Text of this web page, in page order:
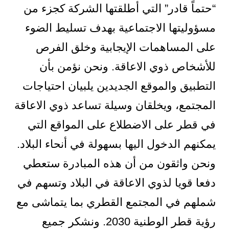
“حتماً قادر” التي أطلقتها الشركة كجزء من
مسؤوليتها الاجتماعية بهدف تسليط الضوء
على المساهمات الإيجابية وخلق الفرص
للأشخاص ذوي الاعاقة. ونحن نؤمن بأن
التطبيق والموقع الجديدين يلبيان احتياجات
المجتمع، ويخلقان وسيلة تساعد ذوي الاعاقة
في قطر على الاضطلاع على المواقع التي
يمكنهم الدخول اليها بسهولة في أنحاء البلاد.
ونحن واثقون من أن هذه المبادرة ستعطي
دفعا قويا لذوي الاعاقة في البلاد وتسهم في
شملهم في المجتمع القطري بما يتماشى مع
رؤية قطر الوطنية 2030. ونشكر جميع